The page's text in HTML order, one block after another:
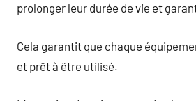
prolonger leur durée de vie et
Cela garantit que chaque
et prêt à être utilisé.